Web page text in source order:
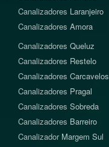
Canalizadores Laranjeiro
Canalizadores Amora
Canalizadores Queluz
Canalizadores Restelo
Canalizadores Carcavelos
Canalizadores Pragal
Canalizadores Sobreda
Canalizadores Barreiro
Canalizador Margem Sul